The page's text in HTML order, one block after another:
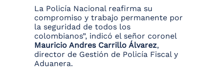
La Policía Nacional reafirma su
compromiso y trabajo permanente por
la seguridad de todos los
colombianos”, indicó el señor coronel
Mauricio Andres Carrillo Álvarez,
director de Gestión de Policía Fiscal y
Aduanera.